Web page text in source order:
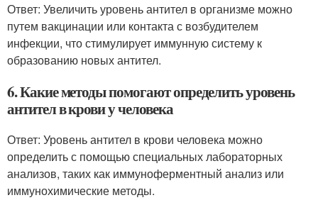
Ответ: Увеличить уровень антител в организме можно
путем вакцинации или контакта с возбудителем
инфекции, что стимулирует иммунную систему к
образованию новых антител.
6. Какие методы помогают определить уровень
антител в крови у человека
Ответ: Уровень антител в крови человека можно
определить с помощью специальных лабораторных
анализов, таких как иммуноферментный анализ или
иммунохимические методы.